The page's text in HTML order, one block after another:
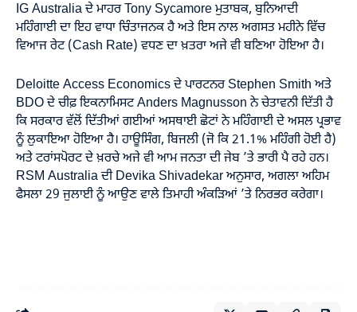
IG Australia ਦੇ ਮਾਹਰ Tony Sycamore ਮੁਤਾਬਕ, ਬੁਨਿਆਦੀ
ਮਹਿੰਗਾਈ ਦਾ ਇਹ ਵਾਧਾ ਚਿੰਤਾਜਨਕ ਹੈ ਅਤੇ ਇਸ ਨਾਲ ਅਗਸਤ ਮਹੀਨੇ ਵਿੱਚ
ਵਿਆਜ ਰੇਟ (Cash Rate) ਵਧਣ ਦਾ ਖ਼ਤਰਾ ਅਜੇ ਵੀ ਬਣਿਆ ਹੋਇਆ ਹੈ।
Deloitte Access Economics ਦੇ ਪਾਰਟਨਰ Stephen Smith ਅਤੇ
BDO ਦੇ ਚੀਫ਼ ਇਕਨਾਮਿਸਟ Anders Magnusson ਨੇ ਚੇਤਾਵਨੀ ਦਿੱਤੀ ਹੈ
ਕਿ ਸਰਕਾਰ ਵੱਲੋਂ ਦਿੱਤੀਆਂ ਗਈਆਂ ਅਸਥਾਈ ਛੋਟਾਂ ਨੇ ਮਹਿੰਗਾਈ ਦੇ ਅਸਲ ਪ੍ਰਭਾਵ
ਨੂੰ ਲੁਕਾਇਆ ਹੋਇਆ ਹੈ। ਹਾਊਸਿੰਗ, ਬਿਜਲੀ (ਜੋ ਕਿ 21.1% ਮਹਿੰਗੀ ਹੋਈ ਹੈ)
ਅਤੇ ਟਰਾਂਸਪੋਰਟ ਦੇ ਖ਼ਰਚੇ ਅਜੇ ਵੀ ਆਮ ਜਨਤਾ ਦੀ ਜੇਬ ’ਤੇ ਭਾਰੀ ਪੈ ਰਹੇ ਹਨ।
RSM Australia ਦੀ Devika Shivadekar ਅਨੁਸਾਰ, ਅਗਲਾ ਅਹਿਮ
ਫੈਸਲਾ 29 ਜੁਲਾਈ ਨੂੰ ਆਉਣ ਵਾਲੇ ਤਿਮਾਹੀ ਅੰਕੜਿਆਂ ’ਤੇ ਨਿਰਭਰ ਕਰੇਗਾ।